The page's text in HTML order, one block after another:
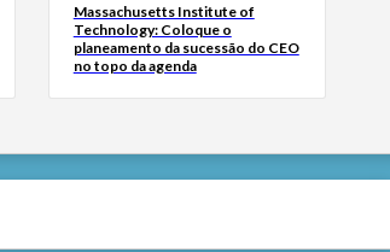
Massachusetts Institute of
Technology: Coloque o
planeamento da sucessão do CEO
no topo da agenda